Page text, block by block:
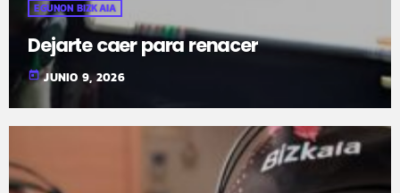
EGUNON BIZKAIA
Dejarte caer para renacer
today JUNIO 9, 2026